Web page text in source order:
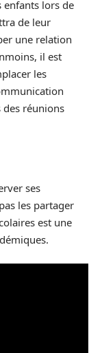
enfants lors de
de leur
une relation
il est
les
réunions
ses
les partager
est une